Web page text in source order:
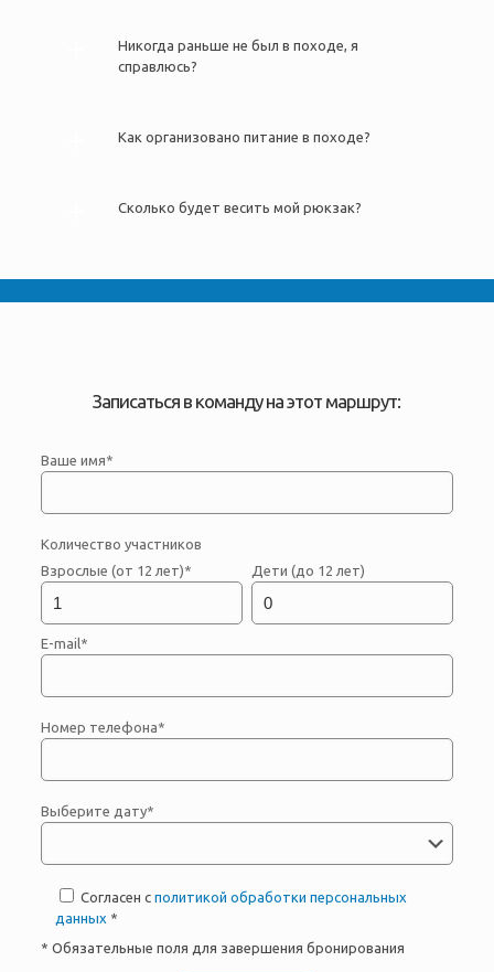
Никогда раньше не был в походе, я
справлюсь?
Как организовано питание в походе?
Сколько будет весить мой рюкзак?
Записаться в команду на этот маршрут:
Ваше имя*
Количество участников
Взрослые (от 12 лет)*
Дети (до 12 лет)
E-mail*
Номер телефона*
Выберите дату*
Согласен с политикой обработки персональных
данных *
* Обязательные поля для завершения бронирования